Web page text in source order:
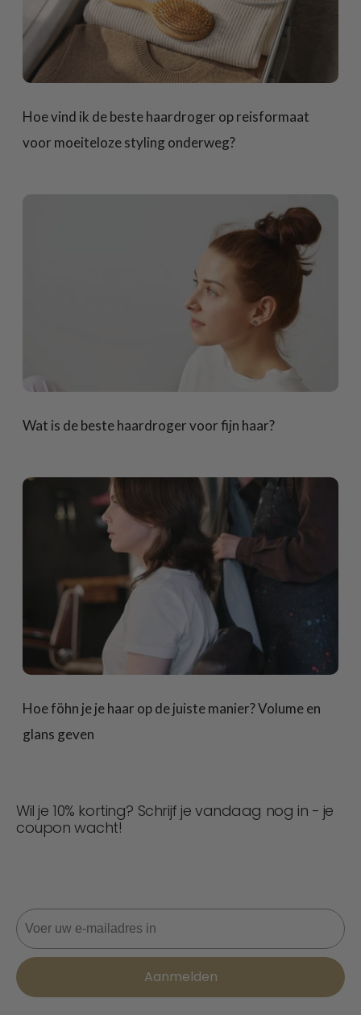
Hoe vind ik de beste haardroger op reisformaat
voor moeiteloze styling onderweg?
Wat is de beste haardroger voor fijn haar?
Hoe föhn je je haar op de juiste manier? Volume en
glans geven
Wil je 10% korting? Schrijf je vandaag nog in - je
coupon wacht!
E-mail
Aanmelden